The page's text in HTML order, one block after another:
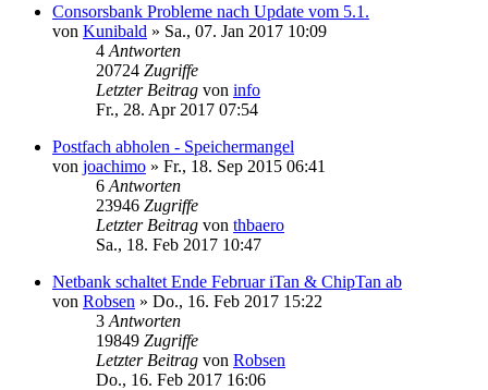
Consorsbank Probleme nach Update vom 5.1.
von Kunibald » Sa., 07. Jan 2017 10:09
4 Antworten
20724 Zugriffe
Letzter Beitrag von info
Fr., 28. Apr 2017 07:54
Postfach abholen - Speichermangel
von joachimo » Fr., 18. Sep 2015 06:41
6 Antworten
23946 Zugriffe
Letzter Beitrag von thbaero
Sa., 18. Feb 2017 10:47
Netbank schaltet Ende Februar iTan & ChipTan ab
von Robsen » Do., 16. Feb 2017 15:22
3 Antworten
19849 Zugriffe
Letzter Beitrag von Robsen
Do., 16. Feb 2017 16:06